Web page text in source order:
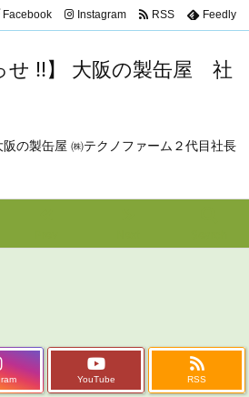
せ !!】 大阪の製缶屋 社
の製缶屋 ㈱テクノファーム２代目社長
Facebook Instagram RSS Feedly
YouTube RSS